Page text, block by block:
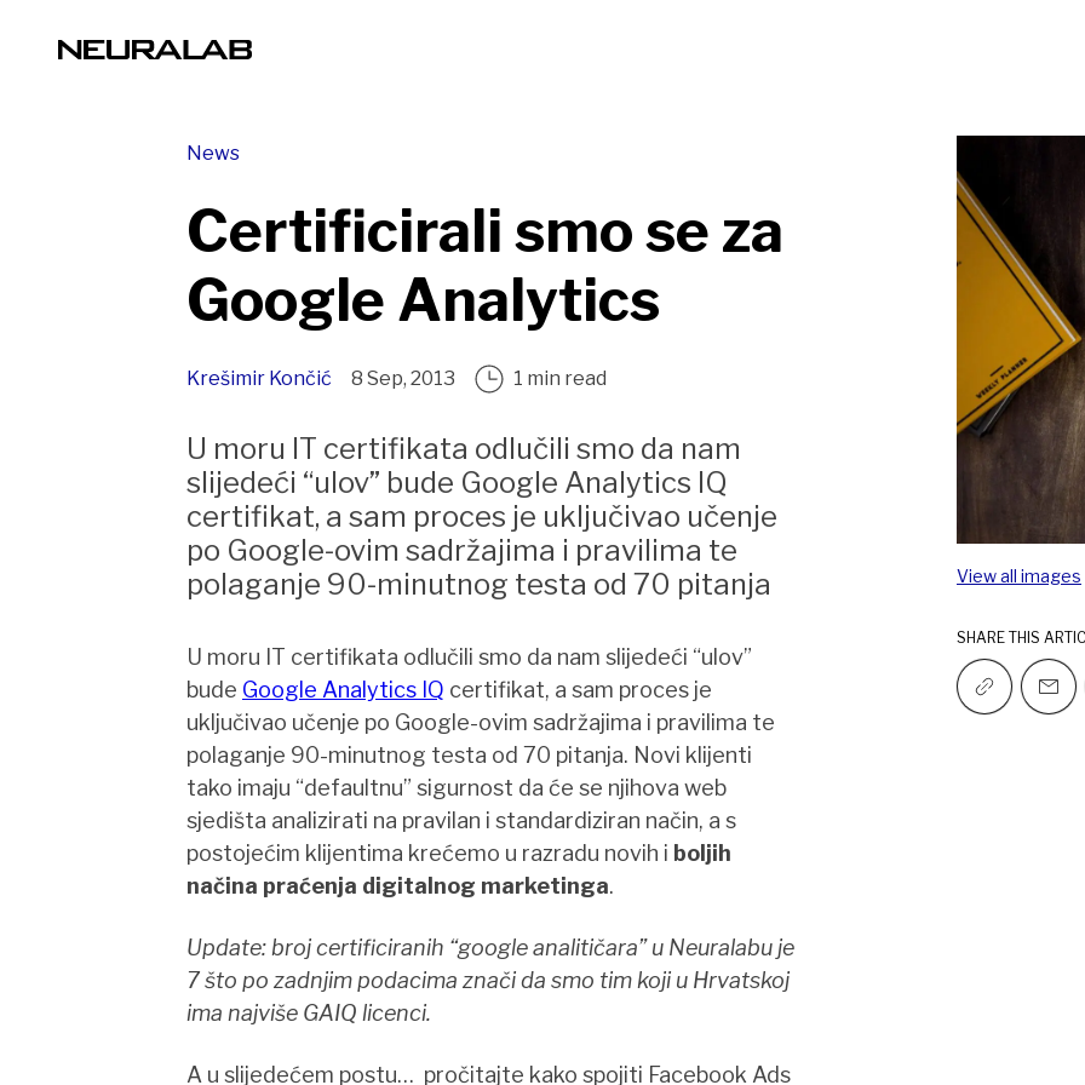
News
Certificirali smo se za
Google Analytics
Krešimir Končić 8 Sep, 2013 1 min read
U moru IT certifikata odlučili smo da nam
slijedeći “ulov” bude Google Analytics IQ
certifikat, a sam proces je uključivao učenje
po Google-ovim sadržajima i pravilima te
polaganje 90-minutnog testa od 70 pitanja
U moru IT certifikata odlučili smo da nam slijedeći “ulov”
bude Google Analytics IQ certifikat, a sam proces je
uključivao učenje po Google-ovim sadržajima i pravilima te
polaganje 90-minutnog testa od 70 pitanja. Novi klijenti
tako imaju “defaultnu” sigurnost da će se njihova web
sjedišta analizirati na pravilan i standardiziran način, a s
postojećim klijentima krećemo u razradu novih i boljih
načina praćenja digitalnog marketinga.
Update: broj certificiranih “google analitičara” u Neuralabu je
7 što po zadnjim podacima znači da smo tim koji u Hrvatskoj
ima najviše GAIQ licenci.
A u slijedećem postu… pročitajte kako spojiti Facebook Ads
View all images
SHARE THIS